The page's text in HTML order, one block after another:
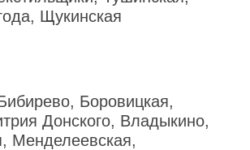
Щукинская
Боровицкая,
Донского, Владыкино,
Менделеевская,